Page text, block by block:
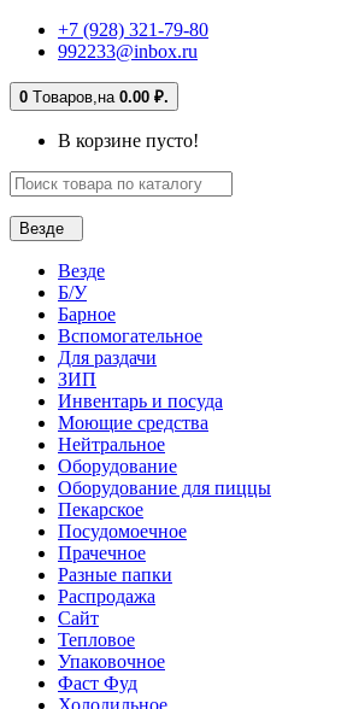
+7 (928) 321-79-80
992233@inbox.ru
0 Tоваров, на 0.00 ₽.
В корзине пусто!
Везде
Везде
Б/У
Барное
Вспомогательное
Для раздачи
ЗИП
Инвентарь и посуда
Моющие средства
Нейтральное
Оборудование
Оборудование для пиццы
Пекарское
Посудомоечное
Прачечное
Разные папки
Распродажа
Сайт
Тепловое
Упаковочное
Фаст Фуд
Холодильное